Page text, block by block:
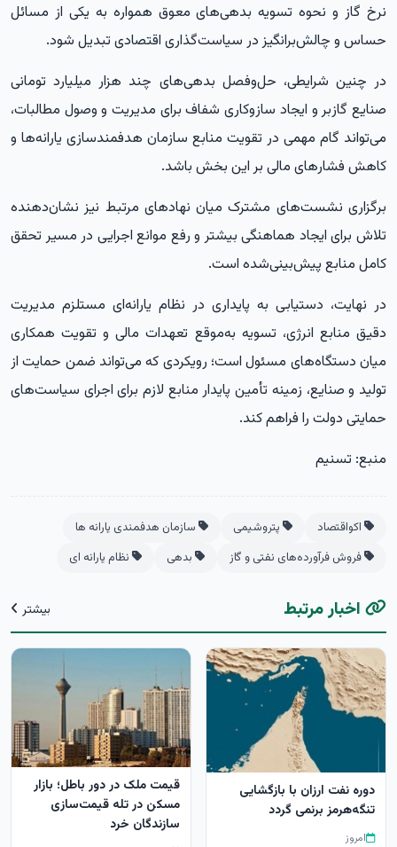
نرخ گاز و نحوه تسویه بدهی‌های معوق همواره به یکی از مسائل
حساس و چالش‌برانگیز در سیاست‌گذاری اقتصادی تبدیل شود.
در چنین شرایطی، حل‌وفصل بدهی‌های چند هزار میلیارد تومانی
صنایع گازبر و ایجاد سازوکاری شفاف برای مدیریت و وصول مطالبات،
می‌تواند گام مهمی در تقویت منابع سازمان هدفمندسازی یارانه‌ها و
کاهش فشارهای مالی بر این بخش باشد.
برگزاری نشست‌های مشترک میان نهادهای مرتبط نیز نشان‌دهنده
تلاش برای ایجاد هماهنگی بیشتر و رفع موانع اجرایی در مسیر تحقق
کامل منابع پیش‌بینی‌شده است.
در نهایت، دستیابی به پایداری در نظام یارانه‌ای مستلزم مدیریت
دقیق منابع انرژی، تسویه به‌موقع تعهدات مالی و تقویت همکاری
میان دستگاه‌های مسئول است؛ رویکردی که می‌تواند ضمن حمایت از
تولید و صنایع، زمینه تأمین پایدار منابع لازم برای اجرای سیاست‌های
حمایتی دولت را فراهم کند.
منبع: تسنیم
اکواقتصاد پتروشیمی
سازمان هدفمندی یارانه ها
فروش فرآورده‌های نفتی و گاز
بدهی نظام یارانه ای
اخبار مرتبط بیشتر
دوره نفت ارزان با بازگشایی
تنگه‌هرمز برنمی گردد
امروز
قیمت ملک در دور باطل؛ بازار
مسکن در تله قیمت‌سازی
سازندگان خرد